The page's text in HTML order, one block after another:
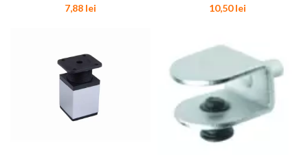
7,88 lei
10,50lei